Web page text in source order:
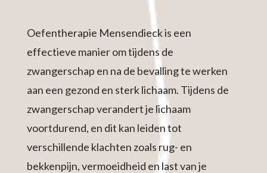
Oefentherapie Mensendieck is een
effectieve manier om tijdens de
zwangerschap en na de bevalling te werken
aan een gezond en sterk lichaam. Tijdens de
zwangerschap verandert je lichaam
voortdurend, en dit kan leiden tot
verschillende klachten zoals rug- en
bekkenpijn, vermoeidheid en last van je